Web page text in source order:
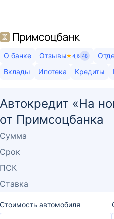
О банке Отзывы 4,6 48
Вклады
Ипотека Кредиты
Автокредит «На
от Примсоцбанка
Сумма
Срок
ПСК
Ставка
Стоимость автомобиля